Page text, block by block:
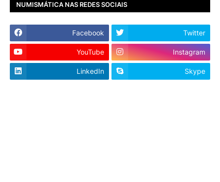
NUMISMÁTICA NAS REDES SOCIAIS
Facebook Twitter
YouTube Instagram
LinkedIn Skype